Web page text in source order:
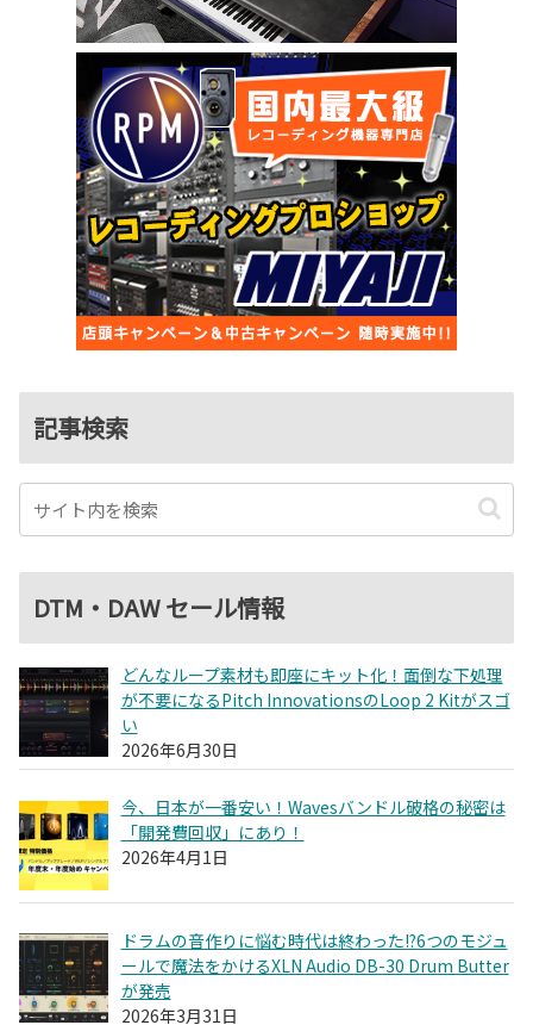
記事検索
DTM・DAW セール情報
どんなループ素材も即座にキット化！面倒な下処理
が不要になるPitch InnovationsのLoop 2 Kitがスゴ
い
2026年6月30日
今、日本が一番安い！Wavesバンドル破格の秘密は
「開発費回収」にあり！
2026年4月1日
ドラムの音作りに悩む時代は終わった!?6つのモジュ
ールで魔法をかけるXLN Audio DB-30 Drum Butter
が発売
2026年3月31日